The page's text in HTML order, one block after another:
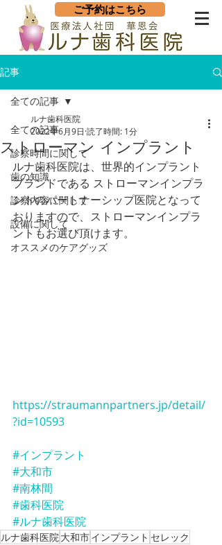
ご予約はこちら
記事
全ての記事
診察時間に関して
歯の知識
診察内容に関して
設備に関して
オススメのケアグッズ
全ての記事
ストローマン インプラント
ルナ歯科医院
2022年6月9日 読了時間: 1分
ルナ歯科医院は、世界的インプラント
ブランドである ストローマンインプラ
ントのパートナーシップ医院となって
おりますので、ストローマンインプラ
ントもお選び頂けます。
https://straumannpartners.jp/detail/
?id=10593
#インプラント
#大和市
#南林間
#歯科医院
#ルナ歯科医院
ルナ歯科医院大和市インプラント セレック